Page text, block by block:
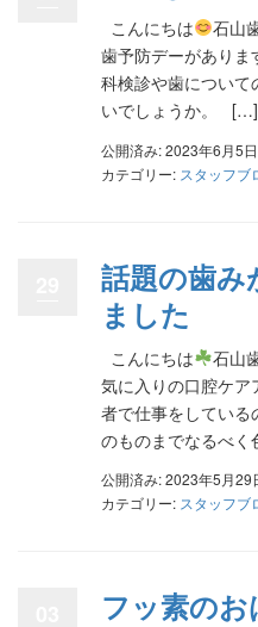
こんにちは 石山
歯予防デーがあり
科検診や歯について
いでしょうか。 […]
公開済み: 2023年6月5日
カテゴリー: スタッフブ
話題の歯み
ました
こんにちは
石山
気に入りの口腔ケ
者で仕事をしている
のものまでなるべ
公開済み: 2023年5月29
カテゴリー: スタッフブ
フッ素のお